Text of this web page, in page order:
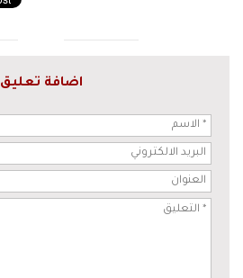
اضافة تعليق